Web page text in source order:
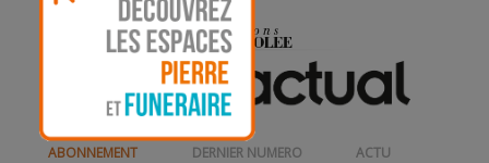
ABONNEMENT DERNIER NUMERO
ACTU